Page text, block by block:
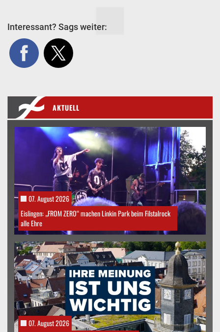
Interessant? Sags weiter:
AKTUELL
07. August 2026
Eislingen: „FROM ZERO“ machen Linkin Park beim Filstalrock
alle Ehre
07. August 2026